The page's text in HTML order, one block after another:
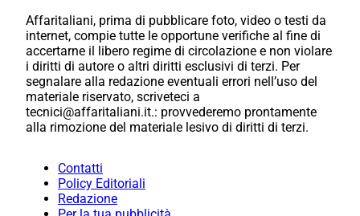
Affaritaliani, prima di pubblicare foto, video o testi da
internet, compie tutte le opportune verifiche al fine di
accertarne il libero regime di circolazione e non violare
i diritti di autore o altri diritti esclusivi di terzi. Per
segnalare alla redazione eventuali errori nell’uso del
materiale riservato, scriveteci a
tecnici@affaritaliani.it.: provvederemo prontamente
alla rimozione del materiale lesivo di diritti di terzi.
Contatti
Policy Editoriali
Redazione